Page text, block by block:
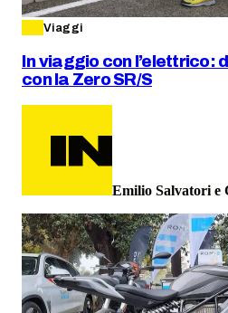
Viaggi
In viaggio con l’elettrico:
con la Zero SR/S
Emilio Salvatori e